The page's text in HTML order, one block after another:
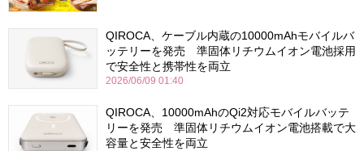
QIROCA、ケーブル内蔵の10000mAhモバイルバ
ッテリーを発売 準固体リチウムイオン電池採用
で安全性と携帯性を両立
2026/06/09 01:40
QIROCA、10000mAhのQi2対応モバイルバッテ
リーを発売 準固体リチウムイオン電池搭載で大
容量と安全性を両立